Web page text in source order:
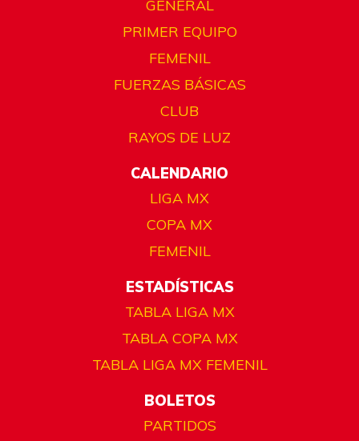
GENERAL
PRIMER EQUIPO
FEMENIL
FUERZAS BÁSICAS
CLUB
RAYOS DE LUZ
CALENDARIO
LIGA MX
COPA MX
FEMENIL
ESTADÍSTICAS
TABLA LIGA MX
TABLA COPA MX
TABLA LIGA MX FEMENIL
BOLETOS
PARTIDOS